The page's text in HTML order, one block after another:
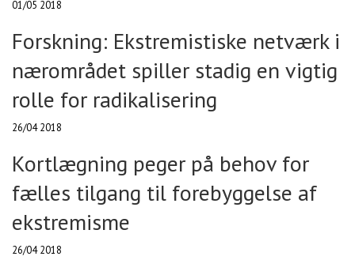
01/05 2018
Forskning: Ekstremistiske netværk i
nærområdet spiller stadig en vigtig
rolle for radikalisering
26/04 2018
Kortlægning peger på behov for
fælles tilgang til forebyggelse af
ekstremisme
26/04 2018